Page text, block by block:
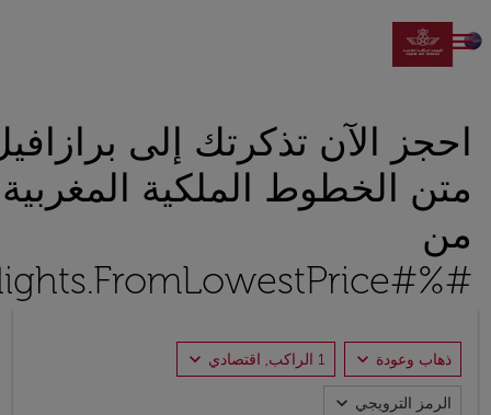

احجز الآن تذكرتك إلى
متن الخطوط الملكية المغربية
من
#%#Flights.FromLowestPrice#%#
ذهاب وعودة expand_more 1 الراكب, اقتصادي expand_more
الرمز الترويجي expand_more